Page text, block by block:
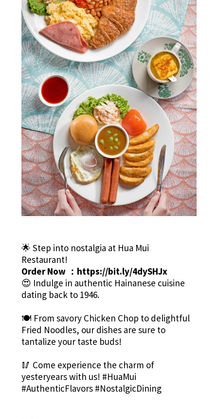
🌟 Step into nostalgia at Hua Mui
Restaurant!
Order Now ： https://bit.ly/4dySHJx
😍 Indulge in authentic Hainanese cuisine
dating back to 1946.
🍽️ From savory Chicken Chop to delightful
Fried Noodles, our dishes are sure to
tantalize your taste buds!
🥢 Come experience the charm of
yesteryears with us! #HuaMui
#AuthenticFlavors #NostalgicDining